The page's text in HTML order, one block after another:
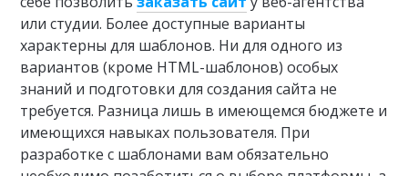
или студии. Более доступные варианты
характерны для шаблонов. Ни для одного из
вариантов (кроме HTML-шаблонов) особых
знаний и подготовки для создания сайта не
требуется. Разница лишь в имеющемся бюджете и
имеющихся навыках пользователя. При
разработке с шаблонами вам обязательно